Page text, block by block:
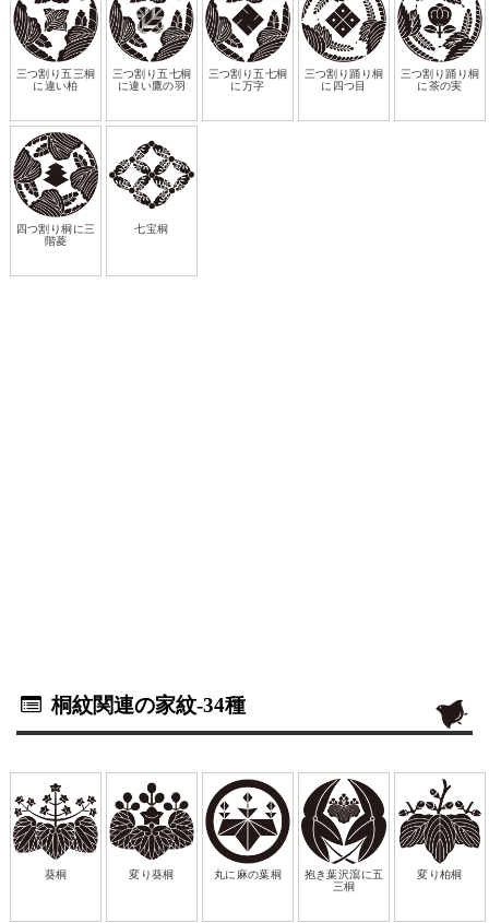
三つ割り五三桐
に違い柏
三つ割り五七桐
に違い鷹の羽
三つ割り五七桐
に万字
三つ割り踊り桐
に四つ目
三つ割り踊り桐
に茶の実
四つ割り桐に三
階菱
七宝桐
桐紋関連の家紋-34種
葵桐 変り葵桐 丸に麻の葉桐
抱き葉沢瀉に五
三桐
変り柏桐